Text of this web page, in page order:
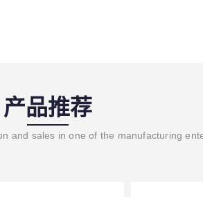
产品推荐
and sales in one of the manufacturing